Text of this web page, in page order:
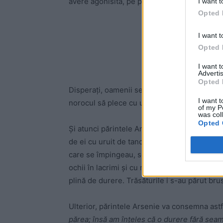
Opted
I want
Opted
I want
Opted
I want
of my
was
Opted
Disperaţi, oamenii se călcau în picioare.
norocul să plece cu ultimul tren… Ultimul
Şi atunci părintele Arsenie, care se afla pe
de ei cu uruit de tancuri, a zărit rezemat de
care se împingeau, se înghesuiau, ţipau,
ochii în lacrimi şi cu multă milă de toţi,
plină de durere. Trăsăturile i s-au părut
Ulterior, părintele Arsenie va consemna
părea; însă am înţeles că o durere fără